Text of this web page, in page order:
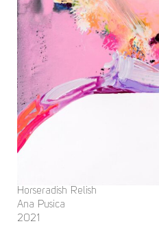
Horseradish Relish
Ana Pusica
2021